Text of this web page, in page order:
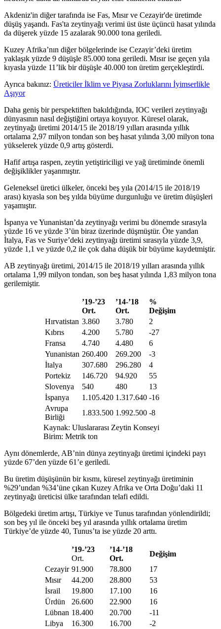
Akdeniz'in diğer tarafında ise Fas, Mısır ve Cezayir'de üretimde
düşüş yaşandı. Fas'ta zeytinyağı verimi üst üste üçüncü hasat yılında
da düşerek yüzde 15 azalarak 90.000 tona geriledi.
Kuzey Afrika’nın diğer bölgelerinde ise Cezayir’deki üretim
yaklaşık yüzde 9 düşüşle 85.000 tona geriledi. Mısır ise geçen yıla
kıyasla yüzde 11’lik bir düşüşle 40.000 ton üretim gerçekleştirdi.
Ayrıca bakınız: Üreticiler İklim ve Piyasa Zorluklarını İyimserlikle
Aşıyor
Daha geniş bir perspektiften bakıldığında, IOC verileri zeytinyağı
dünyasının nasıl değiştiğini ortaya koyuyor. Küresel olarak,
zeytinyağı üretimi 2014/15 ile 2018/19 yılları arasında yıllık
ortalama 2,97 milyon tondan son beş hasat yılında 3,00 milyon tona
yükselerek yüzde 0,9 artış gösterdi.
Hafif artışa ra­spen, zeytin yetiştiricili­gi ve yağ ü­retiminde önemli
değişiklikler yaşanmıştır.
Geleneksel üretici ülkeler, önceki beş yıla (2014/15 ile 2018/19
arası) kıyasla son beş yılda büyüme durgunluğu ve üretim düşüşleri
yaşamıştır.
İspanya ve Yunanistan’da zeytinyağı verimi bu dönemde sırasıyla
yüzde 16 ve yüzde 3’ün biraz üzerinde düşmüştür. Öte yandan
İtalya, Fas ve Suriye’deki zeytinyağı üretimi sırasıyla yüzde 3,9,
yüzde 1,1 ve yüzde 0,2 ile çok daha düşük bir büyüme kaydetmiştir.
AB zeytinyağı üretimi, 2014/15 ile 2018/19 yılları arasında yıllık
ortalama 1,99 milyon tondan, son beş hasat yılında 1,83 milyon tona
gerilemiştir.
’19-’23
Ort.
’14-’18
Ort.
%
Değişim
Hırvatistan 3.860 3.780
2
Kıbrıs
4.200 5.780
-27
Fransa
4.740 4.480
6
Yunanistan 260.400 269.200
-3
İtalya
307.680 296.280
4
Portekiz
146.720 94.920
55
Slovenya
540 480
13
İspanya
1.105.420 1.317.640 -16
Avrupa
Birliği
1.833.500 1.992.500 -8
Kaynak: Uluslararası Zeytin Konseyi
Birim: Metrik ton
Aynı dönemlerde, AB’nin dünya zeytinyağı üretimi içindeki payı
yüzde 67’den yüzde 61’e geriledi.
Bu üretim düşüşünün bir kısmı, küresel zeytinyağı üretiminin
%29’undan %34’üne çıkan Kuzey Afrika ve Orta Doğu’daki 11
zeytinyağı üreticisi ülke tarafından telafi edildi.
Bölgedeki üretim artışı, Türkiye ve Tunus tarafından yönlendirildi;
son beş yıl ile önceki beş yıl arasında yıllık ortalama üretim
Türkiye’de yüzde 40, Tunus’ta ise yüzde 20 arttı.
’19-’23
Ort.
’14-’18
Ort.
Değişim
Cezayir 91.900 78.800
17
Mısır
44.200 28.800
53
İsrail
19.800 17.100
16
Ürdün
26.600 22.900
16
Lübnan 18.400 20.700
-11
Libya
16.300 16.700
-2